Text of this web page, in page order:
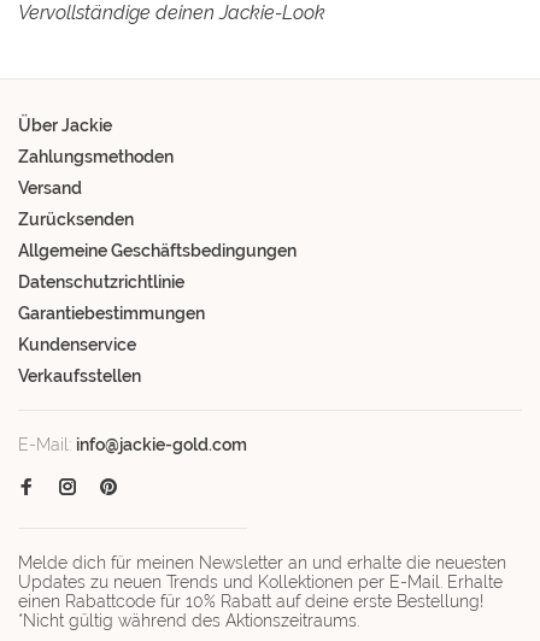
Vervollständige deinen Jackie-Look
Über Jackie
Zahlungsmethoden
Versand
Zurücksenden
Allgemeine Geschäftsbedingungen
Datenschutzrichtlinie
Garantiebestimmungen
Kundenservice
Verkaufsstellen
E-Mail: info@jackie-gold.com
Melde dich für meinen Newsletter an und erhalte die neuesten
Updates zu neuen Trends und Kollektionen per E-Mail. Erhalte
einen Rabattcode für 10% Rabatt auf deine erste Bestellung!
*Nicht gültig während des Aktionszeitraums.